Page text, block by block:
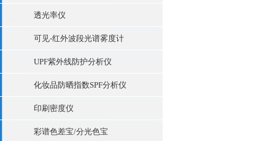
透光率仪
可见-红外波段光谱雾度计
UPF紫外线防护分析仪
化妆品防晒指数SPF分析仪
印刷密度仪
彩谱色差宝/分光色宝